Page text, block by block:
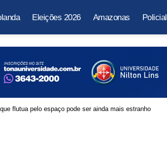
Eleições 2026 Amazonas Policial
flutua pelo espaço pode ser ainda mais estranho